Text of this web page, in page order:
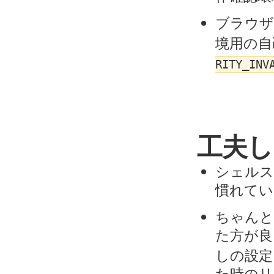
ブラウ
境用の
工夫
シェル
慣れて
ちゃん
た方が
しの設